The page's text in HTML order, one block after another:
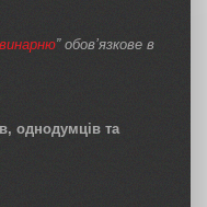
” обов’язкове в
однодумців та